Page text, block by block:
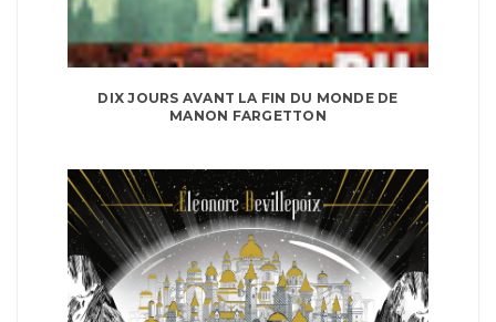
DIX JOURS AVANT LA FIN DU MONDE DE
MANON FARGETTON